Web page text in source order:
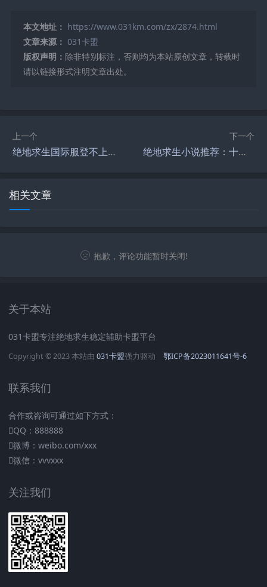
本文地址： https://www.031km.com/zx/2874.html
文章来源： 031卡盟
版权声明： 除非特别标注，否则均为本站原创文章，转载时
请以链接形式注明文章出处。
上一个
绝地求生国际服登不上去？解决方法全解析-如何解决绝地求生国际服无法登录的问题
下一个
绝地求生小说推荐：十大精彩篇章-最受欢迎的绝地求生小说前十名
相关文章
抱歉，评论功能暂时关闭!
关于本站
031卡盟专注绝地求生稳定辅助卡盟平台
Copyright © 2023 本站由 031卡盟强力驱动 鄂ICP备2023011641号-6
联系我们
合作或咨询可通过如下方式：
QQ：888888
微博：weibo.com/xxx
微信：vvvxxx
关注我们